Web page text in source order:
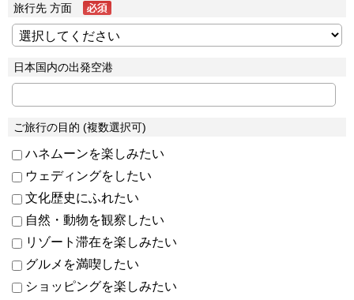
旅行先 方面
日本国内の出発空港
ご旅行の目的 (複数選択可)
ハネムーンを楽しみたい
ウェディングをしたい
文化歴史にふれたい
自然・動物を観察したい
リゾート滞在を楽しみたい
グルメを満喫したい
ショッピングを楽しみたい